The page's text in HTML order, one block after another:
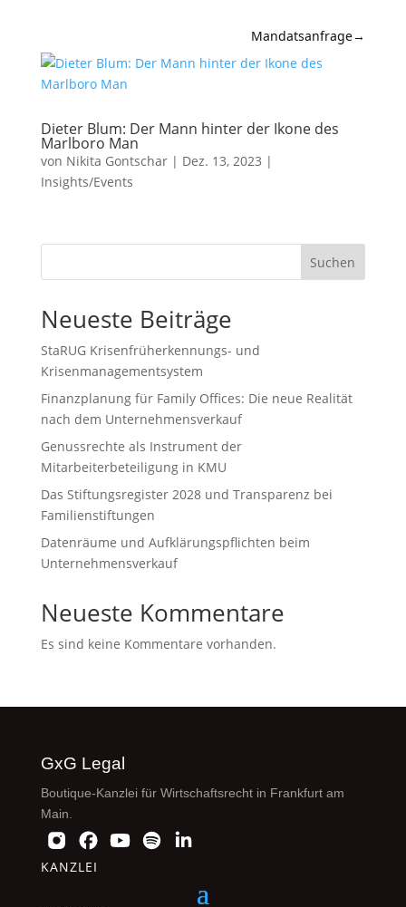
Insights
Mandatsanfrage→
Dieter Blum: Der Mann hinter der Ikone des
Marlboro Man
von Nikita Gontschar| Dez. 13, 2023 |
Insights/Events
Suchen
Neueste Beiträge
StaRUG Krisenfrüherkennungs- und
Krisenmanagementsystem
Finanzplanung für Family Offices: Die neue Realität
nach dem Unternehmensverkauf
Genussrechte als Instrument der
Mitarbeiterbeteiligung in KMU
Das Stiftungsregister 2028 und Transparenz bei
Familienstiftungen
Datenräume und Aufklärungspflichten beim
Unternehmensverkauf
Neueste Kommentare
Es sind keine Kommentare vorhanden.
GxG Legal
Boutique-Kanzlei für Wirtschaftsrecht in Frankfurt am
Main.
KANZLEI